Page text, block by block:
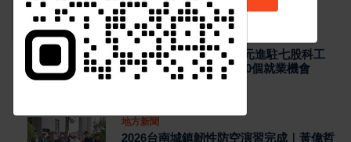
最新消息
精湛交通工業投資5.1億元進駐七股科工
區 導入智慧製造再添60個就業機會
地方新聞
2026台南城鎮韌性防空演習完成｜黃偉哲
訂閱